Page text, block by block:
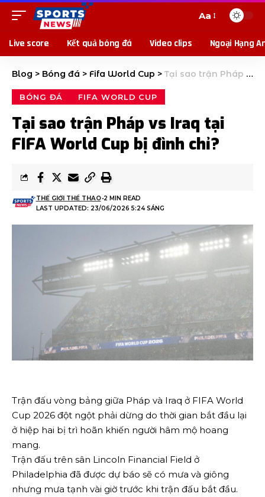
Aa
Live score Kết quả bóng đá Video clips Ngoại Hạng
Blog > Bóng đá > Fifa World Cup > Tại sao trận Pháp vs Iraq tại FIFA World Cup bị đình chỉ?
BÓNG ĐÁ FIFA WORLD CUP
Tại sao trận Pháp vs Iraq tại
FIFA World Cup bị đình chỉ?
LAST UPDATED: 23/06/2026 5:24 SÁNG
THẾ GIỚI THỂ THAO 2 MIN READ
Trận đấu vòng bảng giữa Pháp và Iraq ở FIFA World
Cup 2026 đột ngột phải dừng do thời gian bắt đầu lại
ở hiệp hai bị trì hoãn khiến người hâm mộ hoang
mang.
Trận đấu trên sân Lincoln Financial Field ở
Philadelphia đã được dự báo sẽ có mưa và giông
nhưng mưa tạnh vài giờ trước khi trận đấu bắt đầu.